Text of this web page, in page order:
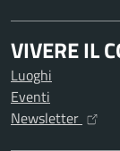
VIVERE IL
Luoghi
Eventi
Newsletter